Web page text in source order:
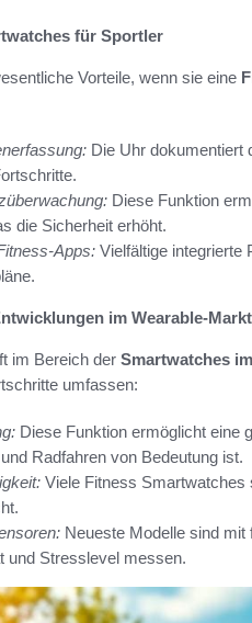
für Sportler
Vorteile, wenn sie eine
Die Uhr dokumentiert
Diese Funktion
die Sicherheit erhöht.
Apps: Vielfältige integrierte
im Wearable-Markt
im Bereich der Smartwatches
umfassen:
Diese Funktion ermöglicht eine
Radfahren von Bedeutung ist.
Viele Fitness
Neueste Modelle sind
und Stresslevel messen.